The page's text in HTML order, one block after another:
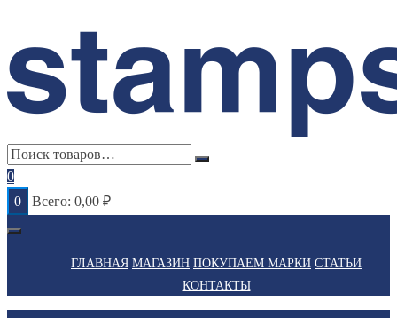
0
0
Всего: 0,00 ₽
ГЛАВНАЯ МАГАЗИН ПОКУПАЕМ МАРКИ СТАТЬИ
КОНТАКТЫ